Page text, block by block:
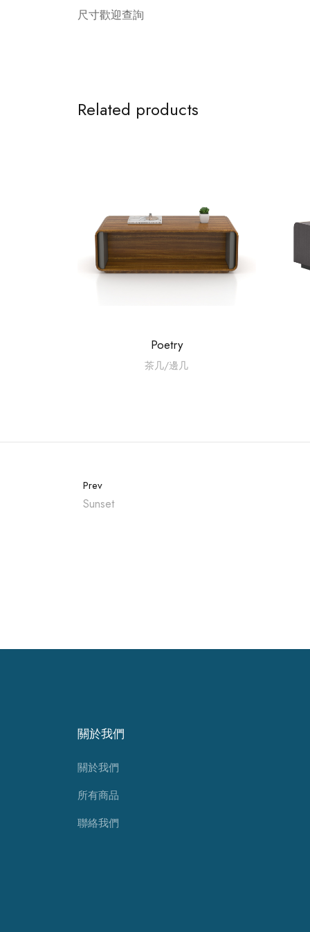
尺寸歡迎查詢
Related products
Poetry
茶几/邊几
Prev
Sunset
關於我們
關於我們
所有商品
聯絡我們